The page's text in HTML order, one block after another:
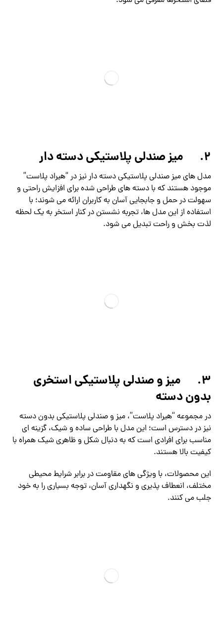
2. میز صندلی پلاستیکی دسته دار
مدل های میز صندلی پلاستیکی دسته دار نیز در “هیراد پلاست”
موجود هستند که با دسته های طراحی شده برای افزایش راحتی و
سهولت در حمل و جابجایی آسان به کاربران ارائه می شوند؛ با
استفاده از این مدل ها، تجربه نشستن در کنار استخر به یک لحظه
لذت بخش و راحت تبدیل می شود.
3.
میز و صندلی پلاستیکی استخری
بدون دسته
در مجموعه “هیراد پلاست”، میز و صندلی پلاستیکی بدون دسته
نیز در دسترس است؛ این مدل با طراحی ساده و شیک، گزینه ای
مناسب برای افرادی است که به دنبال شکل و ظاهری شیک همراه با
کیفیت بالا هستند.
این محصولات، با ویژگی های مقاومت در برابر شرایط محیطی
مختلف، انعطاف پذیری و نگهداری آسان، توجه بسیاری را به خود
جلب می کنند.